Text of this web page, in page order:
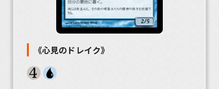
《心見のドレイク》